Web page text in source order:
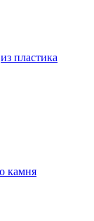
пластика
камня